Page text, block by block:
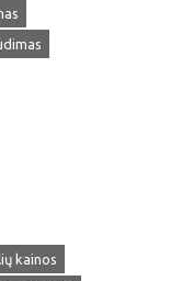
kainos